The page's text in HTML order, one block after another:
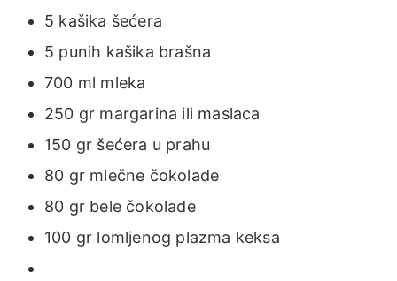
5 kašika šećera
5 punih kašika brašna
700 ml mleka
250 gr margarina ili maslaca
150 gr šećera u prahu
80 gr mlečne čokolade
80 gr bele čokolade
100 gr lomljenog plazma keksa